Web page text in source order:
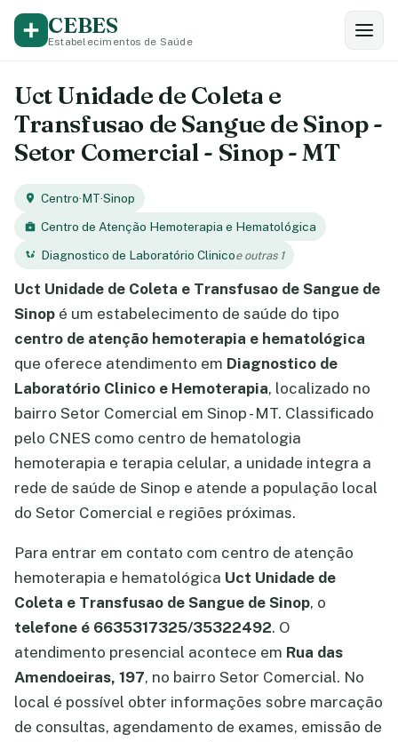
CEBES
Estabelecimentos de Saúde
Uct Unidade de Coleta e
Transfusao de Sangue de Sinop -
Setor Comercial - Sinop - MT
Centro·MT·Sinop
Centro de Atenção Hemoterapia e Hematológica
Diagnostico de Laboratório Clinicoe outras 1
Uct Unidade de Coleta e Transfusao de Sangue de
Sinop é um estabelecimento de saúde do tipo
centro de atenção hemoterapia e hematológica
que oferece atendimento em Diagnostico de
Laboratório Clinico e Hemoterapia, localizado no
bairro Setor Comercial em Sinop - MT. Classificado
pelo CNES como centro de hematologia
hemoterapia e terapia celular, a unidade integra a
rede de saúde de Sinop e atende a população local
do Setor Comercial e regiões próximas.
Para entrar em contato com centro de atenção
hemoterapia e hematológica Uct Unidade de
Coleta e Transfusao de Sangue de Sinop, o
telefone é 6635317325/35322492. O
atendimento presencial acontece em Rua das
Amendoeiras, 197, no bairro Setor Comercial. No
local é possível obter informações sobre marcação
de consultas, agendamento de exames, emissão de